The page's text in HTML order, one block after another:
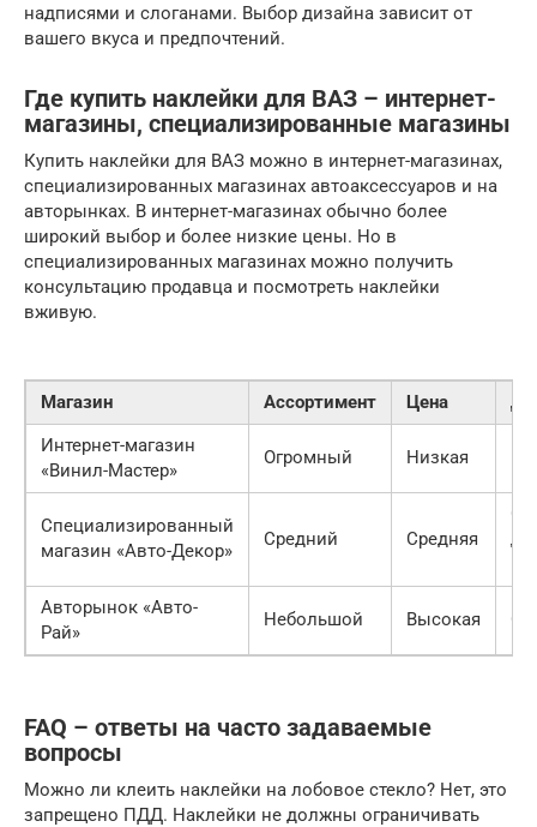
надписями и слоганами. Выбор дизайна зависит от
вашего вкуса и предпочтений.
Где купить наклейки для ВАЗ – интернет-
магазины, специализированные магазины
Купить наклейки для ВАЗ можно в интернет-магазинах,
специализированных магазинах автоаксессуаров и на
авторынках. В интернет-магазинах обычно более
широкий выбор и более низкие цены. Но в
специализированных магазинах можно получить
консультацию продавца и посмотреть наклейки
вживую.
Магазин Ассортимент Цена
Интернет-магазин
«Винил-Мастер»
Огромный Низкая
Специализированный
магазин «Авто-Декор»
Средний Средняя
Авторынок «Авто-
Рай»
Небольшой Высокая
FAQ – ответы на часто задаваемые
вопросы
Можно ли клеить наклейки на лобовое стекло? Нет, это
запрещено ПДД. Наклейки не должны ограничивать